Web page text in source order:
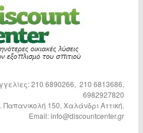
210 6890266, 210 6813686,
6982927820
150, Χαλάνδρι Αττική.
Email: info@discountcenter.gr